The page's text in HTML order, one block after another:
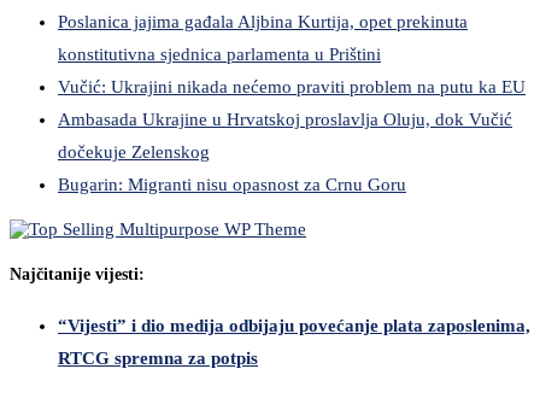
Poslanica jajima gađala Aljbina Kurtija, opet prekinuta
konstitutivna sjednica parlamenta u Prištini
Vučić: Ukrajini nikada nećemo praviti problem na putu ka EU
Ambasada Ukrajine u Hrvatskoj proslavlja Oluju, dok Vučić
dočekuje Zelenskog
Bugarin: Migranti nisu opasnost za Crnu Goru
Najčitanije vijesti:
“Vijesti” i dio medija odbijaju povećanje plata zaposlenima,
RTCG spremna za potpis